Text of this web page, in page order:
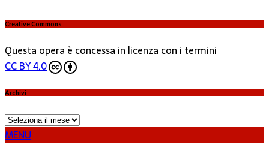
Creative Commons
Questa opera è concessa in licenza con i termini
CC BY 4.0
Archivi
Archivi
MENU